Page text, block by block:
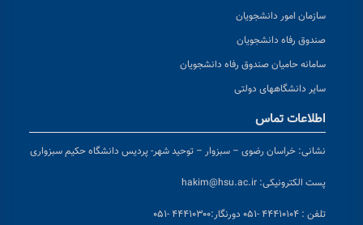
سازمان امور دانشجویان
صندوق رفاه دانشجویان
سامانه حامیان صندوق رفاه دانشجویان
سایر دانشگاههای دولتی
اطلاعات تماس
نشانی: خراسان رضوی – سبزوار – توحید شهر- پردیس دانشگاه حکیم سبزواری
پست الکترونیکی: hakim@hsu.ac.ir
تلفن : ۴۴۴۱۰۱۰۴ -۰۵۱ دورنگار:۴۴۴۱۰۳۰۰ -۰۵۱